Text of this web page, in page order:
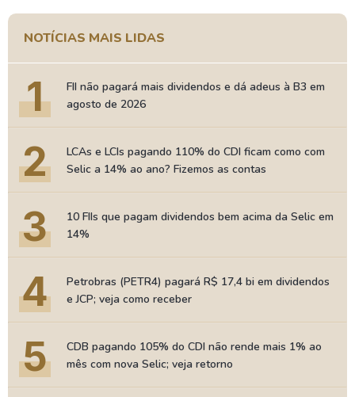
NOTÍCIAS MAIS LIDAS
1
FII não pagará mais dividendos e dá adeus à B3 em
agosto de 2026
2
LCAs e LCIs pagando 110% do CDI ficam como com
Selic a 14% ao ano? Fizemos as contas
3
10 FIIs que pagam dividendos bem acima da Selic em
14%
4
Petrobras (PETR4) pagará R$ 17,4 bi em dividendos
e JCP; veja como receber
5
CDB pagando 105% do CDI não rende mais 1% ao
mês com nova Selic; veja retorno